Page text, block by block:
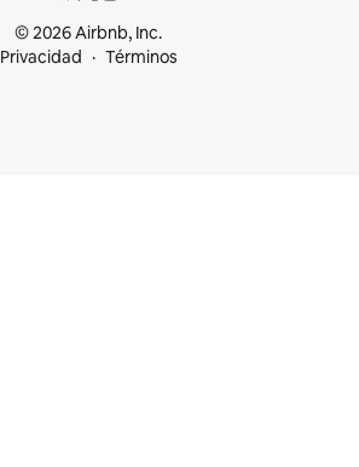
© 2026 Airbnb, Inc.
Privacidad
Términos